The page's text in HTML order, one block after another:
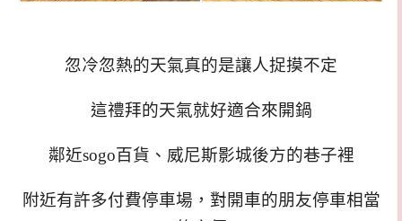
忽冷忽熱的天氣真的是讓人捉摸不定
這禮拜的天氣就好適合來開鍋
鄰近sogo百貨、威尼斯影城後方的巷子裡
附近有許多付費停車場，對開車的朋友停車相當